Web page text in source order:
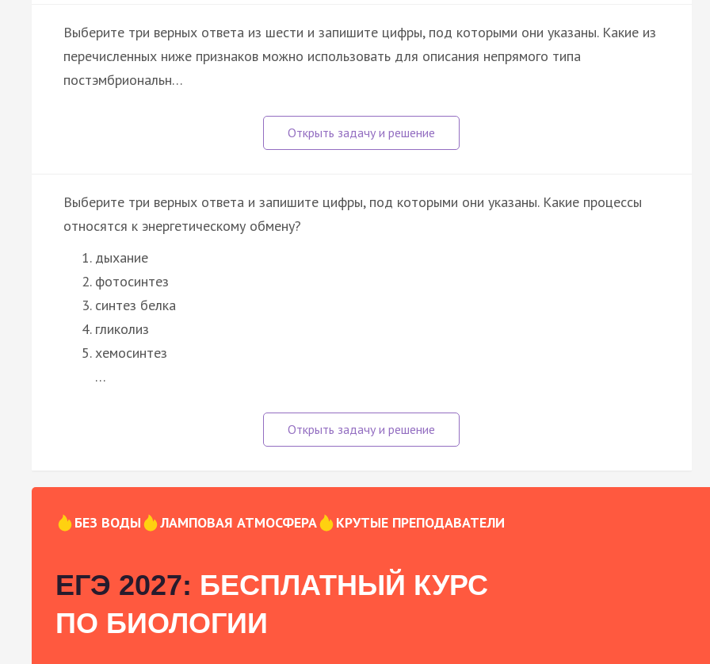
Выберите три верных ответа из шести и запишите цифры, под которыми они указаны. Какие из
перечисленных ниже признаков можно использовать для описания непрямого типа
постэмбриональн…
Выберите три верных ответа и запишите цифры, под которыми они указаны. Какие процессы
относятся к энергетическому обмену?
дыхание
фотосинтез
синтез белка
гликолиз
хемосинтез
…
БЕЗ ВОДЫ ЛАМПОВАЯ АТМОСФЕРА КРУТЫЕ ПРЕПОДАВАТЕЛИ
ЕГЭ 2027: БЕСПЛАТНЫЙ КУРС
ПО БИОЛОГИИ